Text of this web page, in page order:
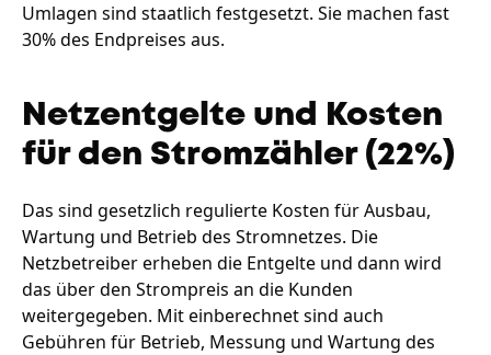
Umlagen sind staatlich festgesetzt. Sie machen fast
30% des Endpreises aus.
Netzentgelte und Kosten
für den Stromzähler (22%)
Das sind gesetzlich regulierte Kosten für Ausbau,
Wartung und Betrieb des Stromnetzes. Die
Netzbetreiber erheben die Entgelte und dann wird
das über den Strompreis an die Kunden
weitergegeben. Mit einberechnet sind auch
Gebühren für Betrieb, Messung und Wartung des